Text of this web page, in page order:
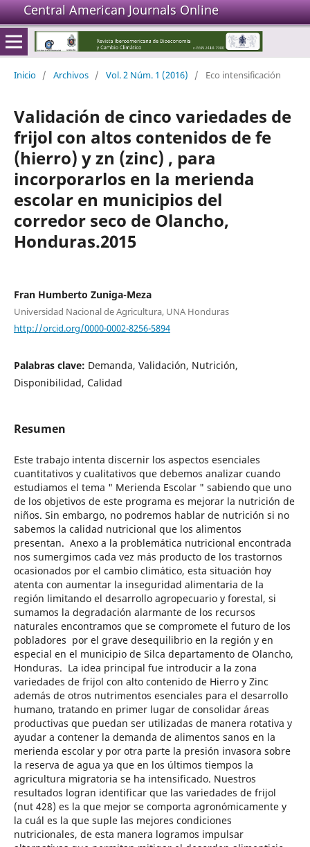
Central American Journals Online
Inicio / Archivos / Vol. 2 Núm. 1 (2016) / Eco intensificación
Validación de cinco variedades de
frijol con altos contenidos de fe
(hierro) y zn (zinc) , para
incorporarlos en la merienda
escolar en municipios del
corredor seco de Olancho,
Honduras.2015
Fran Humberto Zuniga-Meza
Universidad Nacional de Agricultura, UNA Honduras
http://orcid.org/0000-0002-8256-5894
Palabras clave: Demanda, Validación, Nutrición,
Disponibilidad, Calidad
Resumen
Este trabajo intenta discernir los aspectos esenciales
cuantitativos y cualitativos que debemos analizar cuando
estudiamos el tema " Merienda Escolar " sabiendo que uno
de los objetivos de este programa es mejorar la nutrición de
niños. Sin embargo, no podremos hablar de nutrición si no
sabemos la calidad nutricional que los alimentos
presentan. Anexo a la problemática nutricional encontrada
nos sumergimos cada vez más producto de los trastornos
ocasionados por el cambio climático, esta situación hoy
atenta con aumentar la inseguridad alimentaria de la
región limitando el desarrollo agropecuario y forestal, si
sumamos la degradación alarmante de los recursos
naturales encontramos que se compromete el futuro de los
pobladores por el grave desequilibrio en la región y en
especial en el municipio de Silca departamento de Olancho,
Honduras. La idea principal fue introducir a la zona
variedades de frijol con alto contenido de Hierro y Zinc
además de otros nutrimentos esenciales para el desarrollo
humano, tratando en primer lugar de consolidar áreas
productivas que puedan ser utilizadas de manera rotativa y
ayudar a contener la demanda de alimentos sanos en la
merienda escolar y por otra parte la presión invasora sobre
la reserva de agua ya que en los últimos tiempos la
agricultura migratoria se ha intensificado. Nuestros
resultados logran identificar que las variedades de frijol
(nut 428) es la que mejor se comporta agronómicamente y
la cuál es la que suple las mejores condiciones
nutricionales, de esta manera logramos impulsar